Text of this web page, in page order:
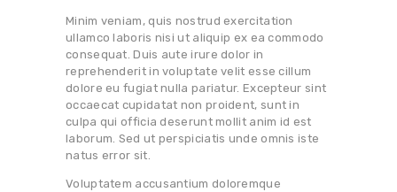
Minim veniam, quis nostrud exercitation
ullamco laboris nisi ut aliquip ex ea commodo
consequat. Duis aute irure dolor in
reprehenderit in voluptate velit esse cillum
dolore eu fugiat nulla pariatur. Excepteur sint
occaecat cupidatat non proident, sunt in
culpa qui officia deserunt mollit anim id est
laborum. Sed ut perspiciatis unde omnis iste
natus error sit.
Voluptatem accusantium doloremque